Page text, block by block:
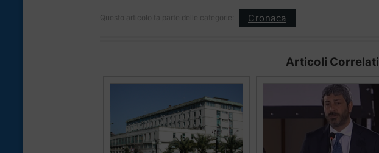
Questo articolo fa parte delle categorie: Cronaca
Articoli Correlati